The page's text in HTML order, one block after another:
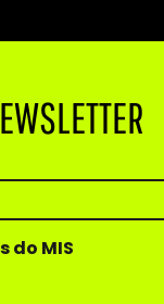
do MIS